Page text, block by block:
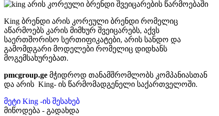
King ბრენდი არის კორეული ბრენდი რომელიც
აწარმოებს კარის მიმხურ შვეიცარებს, აქვს
საერთშორისო სერთიფიკატები, არის სანდო და
გამომდგარი მოდელები რომელიც დიდხანს
მოგემსახურებათ.
pmcgroup.ge მჭიდროდ თანამშრომლობს კომპანიასთან
და არის King- ის წარმომადგენელი საქართველოში.
მეტი King -ის შესახებ
მიწოდება - გადახდა